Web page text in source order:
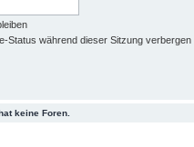
Status während dieser Sitzung verbergen
keine Foren.